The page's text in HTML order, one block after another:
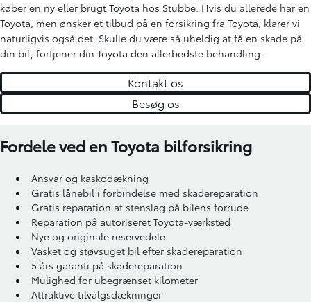
køber en ny eller brugt Toyota hos Stubbe. Hvis du allerede har en
Toyota, men ønsker et tilbud på en forsikring fra Toyota, klarer vi
naturligvis også det. Skulle du være så uheldig at få en skade på
din bil, fortjener din Toyota den allerbedste behandling.
Kontakt os
Besøg os
Fordele ved en Toyota bilforsikring
Ansvar og kaskodækning
Gratis lånebil i forbindelse med skadereparation
Gratis reparation af stenslag på bilens forrude
Reparation på autoriseret Toyota-værksted
Nye og originale reservedele
Vasket og støvsuget bil efter skadereparation
5 års garanti på skadereparation
Mulighed for ubegrænset kilometer
Attraktive tilvalgsdækninger